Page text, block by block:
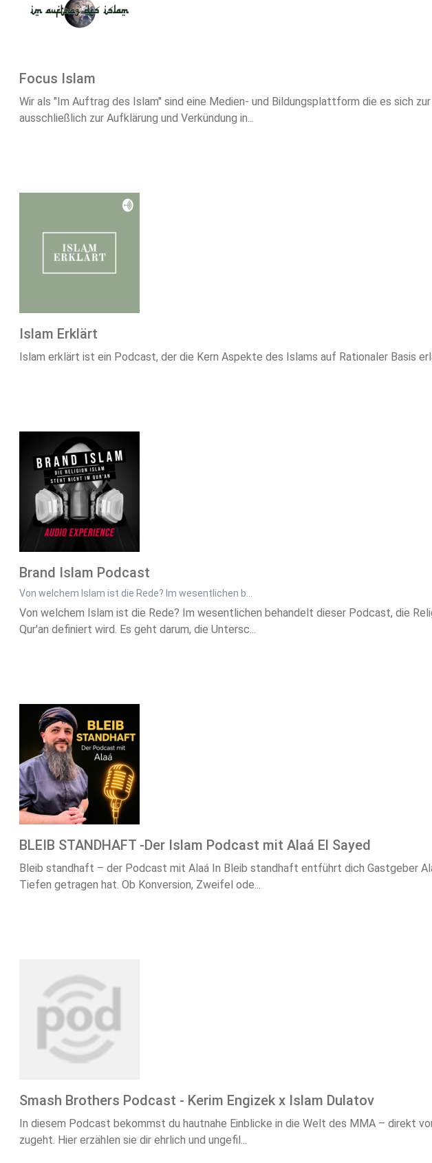
Focus Islam
Wir als "Im Auftrag des Islam" sind eine Medien- und Bildungsplattform die es sich
ausschließlich zur Aufklärung und Verkündung in...
Islam Erklärt
Islam erklärt ist ein Podcast, der die Kern Aspekte des Islams auf Rationaler Basis
Brand Islam Podcast
Von welchem Islam ist die Rede? Im wesentlichen b…
Von welchem Islam ist die Rede? Im wesentlichen behandelt dieser Podcast, die
Qur'an definiert wird. Es geht darum, die Untersc...
BLEIB STANDHAFT -Der Islam Podcast mit Alaá El Sayed
Bleib standhaft – der Podcast mit Alaá In Bleib standhaft entführt dich Gastgeber
Tiefen getragen hat. Ob Konversion, Zweifel ode...
Smash Brothers Podcast - Kerim Engizek x Islam Dulatov
In diesem Podcast bekommst du hautnahe Einblicke in die Welt des MMA – direkt
zugeht. Hier erzählen sie dir ehrlich und ungefil...